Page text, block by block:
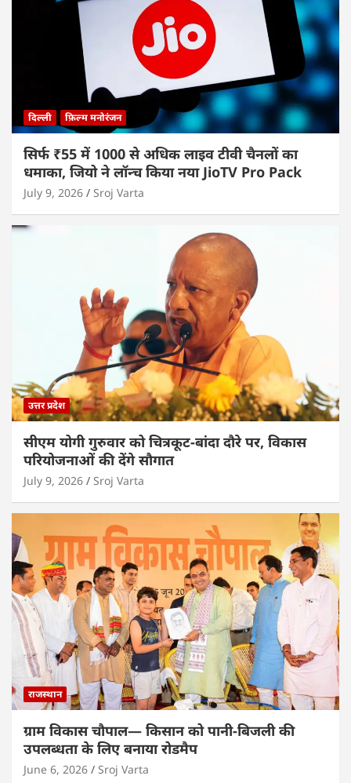
दिल्ली फ़िल्म मनोरंजन
सिर्फ ₹55 में 1000 से अधिक लाइव टीवी चैनलों का
धमाका, जियो ने लॉन्च किया नया JioTV Pro Pack
July 9, 2026 Sroj Varta
उत्तर प्रदेश
सीएम योगी गुरुवार को चित्रकूट-बांदा दौरे पर, विकास
परियोजनाओं की देंगे सौगात
July 9, 2026 Sroj Varta
राजस्थान
ग्राम विकास चौपाल— किसान को पानी-बिजली की
उपलब्धता के लिए बनाया रोडमैप
June 6, 2026 Sroj Varta